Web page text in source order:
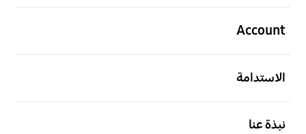
Account
الاستدامة
نبذة عنا